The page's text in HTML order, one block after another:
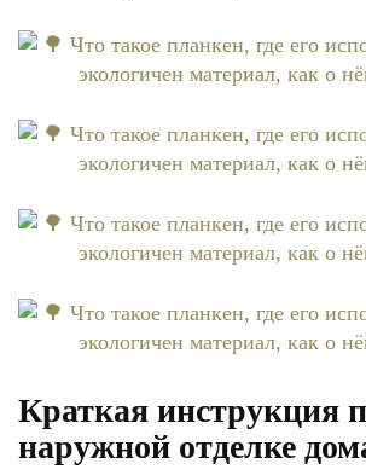
Краткая инструкция
наружной отделке